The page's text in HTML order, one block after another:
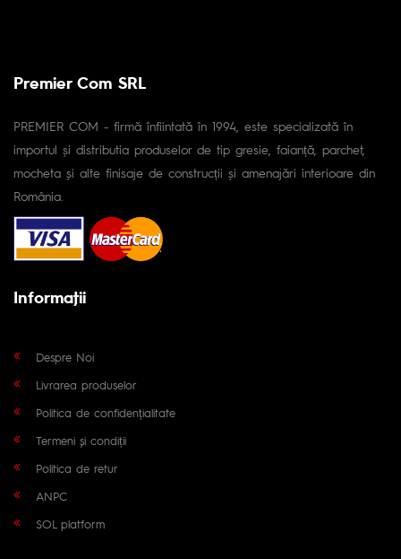
Premier Com SRL
PREMIER COM - firmă înfiintată în 1994, este specializată în
importul și distributia produselor de tip gresie, faianță, parchet,
mocheta și alte finisaje de construcții și amenajări interioare din
România.
Informaţii
Despre Noi
Livrarea produselor
Politica de confidențialitate
Termeni și condiții
Politica de retur
ANPC
SOL platform